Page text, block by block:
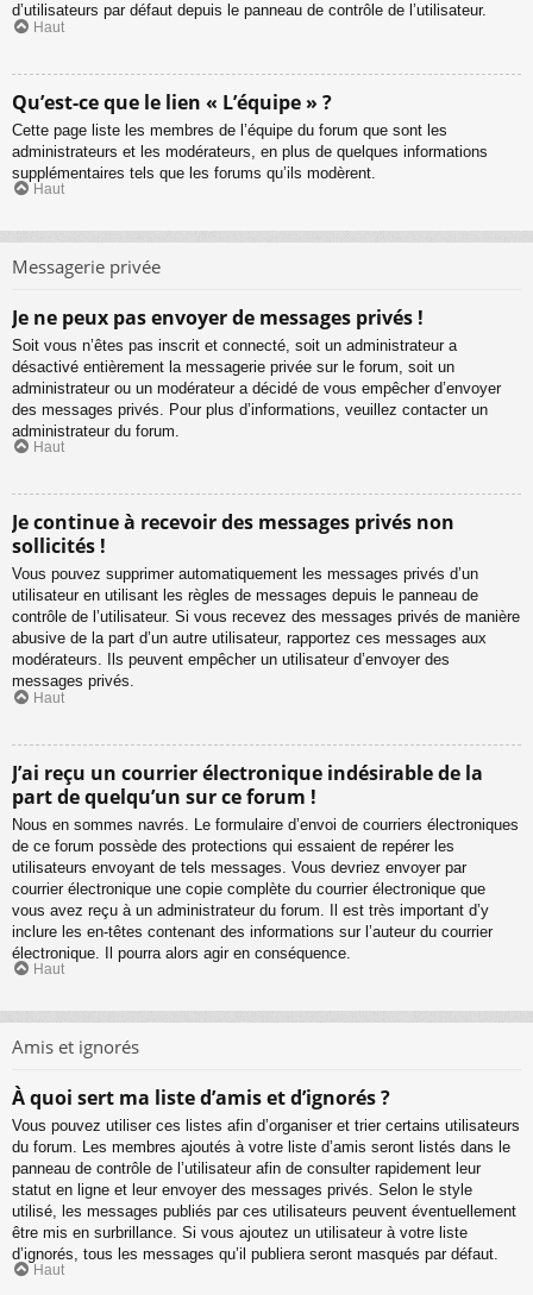
d’utilisateurs par défaut depuis le panneau de contrôle de l’utilisateur.
Haut
Qu’est-ce que le lien « L’équipe » ?
Cette page liste les membres de l’équipe du forum que sont les
administrateurs et les modérateurs, en plus de quelques informations
supplémentaires tels que les forums qu’ils modèrent.
Haut
Messagerie privée
Je ne peux pas envoyer de messages privés !
Soit vous n’êtes pas inscrit et connecté, soit un administrateur a
désactivé entièrement la messagerie privée sur le forum, soit un
administrateur ou un modérateur a décidé de vous empêcher d’envoyer
des messages privés. Pour plus d’informations, veuillez contacter un
administrateur du forum.
Haut
Je continue à recevoir des messages privés non
sollicités !
Vous pouvez supprimer automatiquement les messages privés d’un
utilisateur en utilisant les règles de messages depuis le panneau de
contrôle de l’utilisateur. Si vous recevez des messages privés de manière
abusive de la part d’un autre utilisateur, rapportez ces messages aux
modérateurs. Ils peuvent empêcher un utilisateur d’envoyer des
messages privés.
Haut
J’ai reçu un courrier électronique indésirable de la
part de quelqu’un sur ce forum !
Nous en sommes navrés. Le formulaire d’envoi de courriers électroniques
de ce forum possède des protections qui essaient de repérer les
utilisateurs envoyant de tels messages. Vous devriez envoyer par
courrier électronique une copie complète du courrier électronique que
vous avez reçu à un administrateur du forum. Il est très important d’y
inclure les en-têtes contenant des informations sur l’auteur du courrier
électronique. Il pourra alors agir en conséquence.
Haut
Amis et ignorés
À quoi sert ma liste d’amis et d’ignorés ?
Vous pouvez utiliser ces listes afin d’organiser et trier certains utilisateurs
du forum. Les membres ajoutés à votre liste d’amis seront listés dans le
panneau de contrôle de l’utilisateur afin de consulter rapidement leur
statut en ligne et leur envoyer des messages privés. Selon le style
utilisé, les messages publiés par ces utilisateurs peuvent éventuellement
être mis en surbrillance. Si vous ajoutez un utilisateur à votre liste
d’ignorés, tous les messages qu’il publiera seront masqués par défaut.
Haut